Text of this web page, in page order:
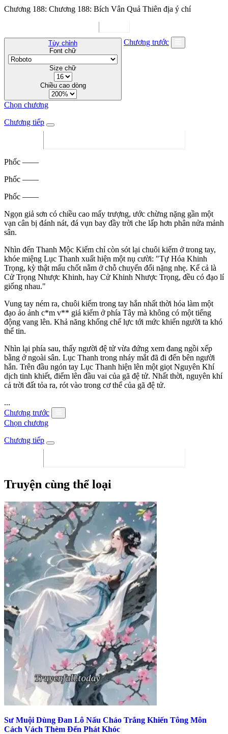
Chương 188: Chương 188: Bích Vân Quả Thiên địa ý chí
Tùy chỉnh
Font chữ
Size chữ
Chiều cao dòng
Chương trước
Chọn chương
Chương tiếp
Phốc ——
Phốc ——
Phốc ——
Ngọn giả sơn có chiều cao mấy trượng, ước chừng nặng gần một
vạn cân bị đánh nát, đá vụn bay đầy trời che lấp hơn phân nửa mảnh
sân.
Nhìn đến Thanh Mộc Kiếm chỉ còn sót lại chuôi kiếm ở trong tay,
khóe miệng Lục Thanh xuất hiện một nụ cười: "Tự Hóa Khinh
Trọng, kỳ thật mấu chốt nằm ở chỗ chuyển đổi nặng nhẹ. Kể cả là
Cử Trọng Nhược Khinh, hay Cử Khinh Nhược Trọng, đều có đạo lí
giống nhau."
Vung tay ném ra, chuôi kiếm trong tay hắn nhất thời hóa làm một
đạo ảo ảnh c*m v** giá kiếm ở phía Tây mà không có một tiếng
động vang lên. Khả năng khống chế lực tới mức khiến người ta khó
thể tin.
Nhìn lại phía sau, thấy người đệ tử vừa đứng xem đang ngồi xếp
bằng ở ngoài sân. Lục Thanh trong nháy mắt đã đi đến bên người
hắn. Trên đầu ngón tay Lục Thanh hiện lên một giọt Nguyên Khí
dịch tinh khiết, điểm lên đầu vai của gã đệ tử. Nhất thời, nguyên khí
cả trời đất tỏa ra, rót vào trong cơ thể của gã đệ tử.
...
Chương trước
Chọn chương
Chương tiếp
Truyện cùng thể loại
Sư Muội Dùng Đan Lô Nấu Cháo Trắng Khiến Tông Môn
Cách Vách Thèm Đến Phát Khóc